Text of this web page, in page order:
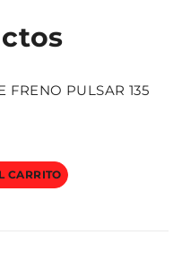
FRENO PULSAR 135
CARRITO